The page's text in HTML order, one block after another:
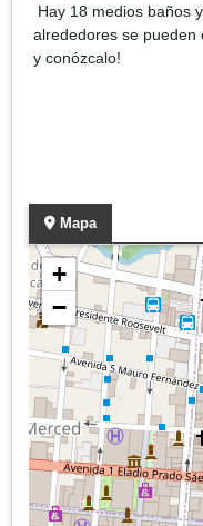
Hay 18 medios baños
alrededores se
y conózcalo!
Mapa
+
−